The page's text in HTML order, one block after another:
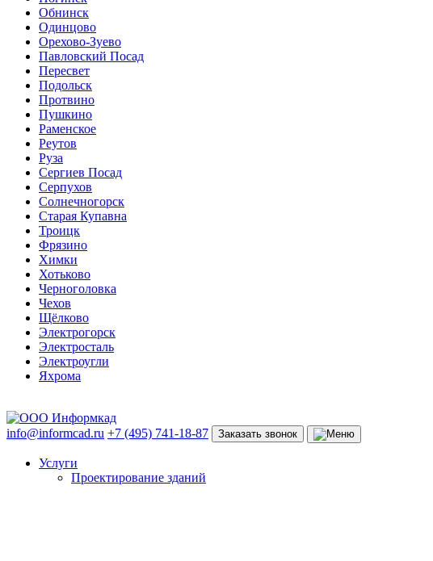
Обнинск
Одинцово
Орехово-Зуево
Павловский Посад
Пересвет
Подольск
Протвино
Пушкино
Раменское
Реутов
Руза
Сергиев Посад
Серпухов
Солнечногорск
Старая Купавна
Троицк
Фрязино
Химки
Хотьково
Черноголовка
Чехов
Щёлково
Электрогорск
Электросталь
Электроугли
Яхрома
info@informcad.ru +7 (495) 741-18-87 Заказать звонок
Услуги
Проектирование зданий